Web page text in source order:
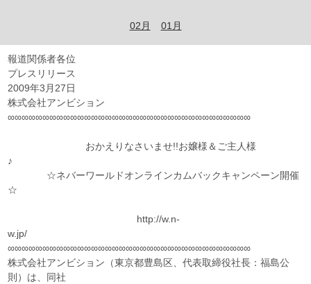
02月 01月
報道関係者各位
プレスリリース
2009年3月27日
株式会社アンビション
∞∞∞∞∞∞∞∞∞∞∞∞∞∞∞∞∞∞∞∞∞∞∞∞∞∞∞∞∞∞∞∞∞∞∞
おかえりなさいませ!!お嬢様＆ご主人様
♪
☆ネバーワールドオンラインカムバックキャンペーン開催
☆
http://w.n-
w.jp/
∞∞∞∞∞∞∞∞∞∞∞∞∞∞∞∞∞∞∞∞∞∞∞∞∞∞∞∞∞∞∞∞∞∞∞
株式会社アンビション（東京都豊島区、代表取締役社長：福島公
則）は、同社